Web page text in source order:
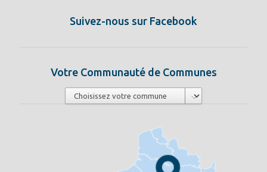
Suivez-nous sur Facebook
Votre Communauté de Communes